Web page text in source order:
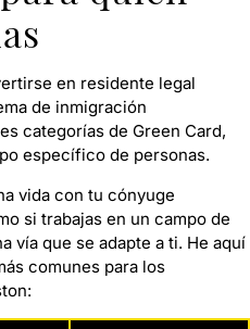
en residente legal
de inmigración
categorías de Green Card,
específico de personas.
vida con tu cónyuge
si trabajas en un campo de
vía que se adapte a ti. He aquí
comunes para los